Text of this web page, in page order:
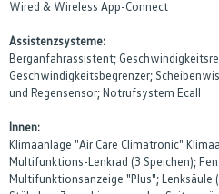
Wired & Wireless App-Connect
Assistenzsysteme:
Berganfahrassistent;
Geschwindigkeitsbegrenzer;
und Regensensor; Notrufsystem Ecall
Innen:
Klimaanlage "Air Care Climatronic"
Multifunktions-Lenkrad (3 Speichen);
Multifunktionsanzeige "Plus"; Lenksäule